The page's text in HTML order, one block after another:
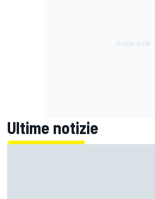
Ultime notizie